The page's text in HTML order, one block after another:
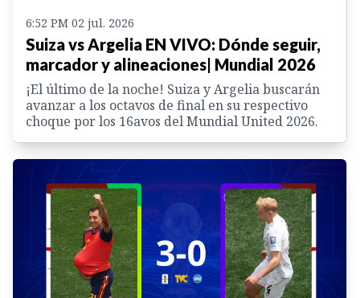
6:52 PM 02 jul. 2026
Suiza vs Argelia EN VIVO: Dónde seguir,
marcador y alineaciones| Mundial 2026
¡El último de la noche! Suiza y Argelia buscarán
avanzar a los octavos de final en su respectivo
choque por los 16avos del Mundial United 2026.